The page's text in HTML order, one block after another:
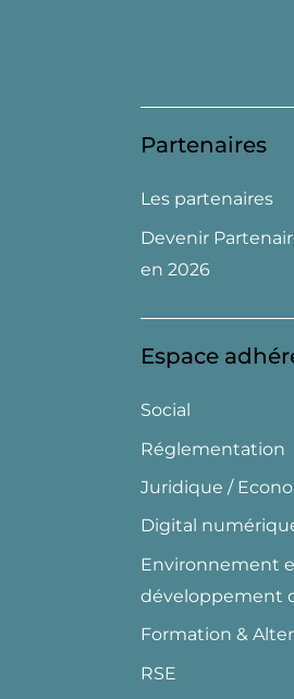
Partenaires
Les partenaires
Devenir
en 2026
Espace
Social
Réglementation
Juridique /
Digital
Environnement
développement
Formation &
RSE